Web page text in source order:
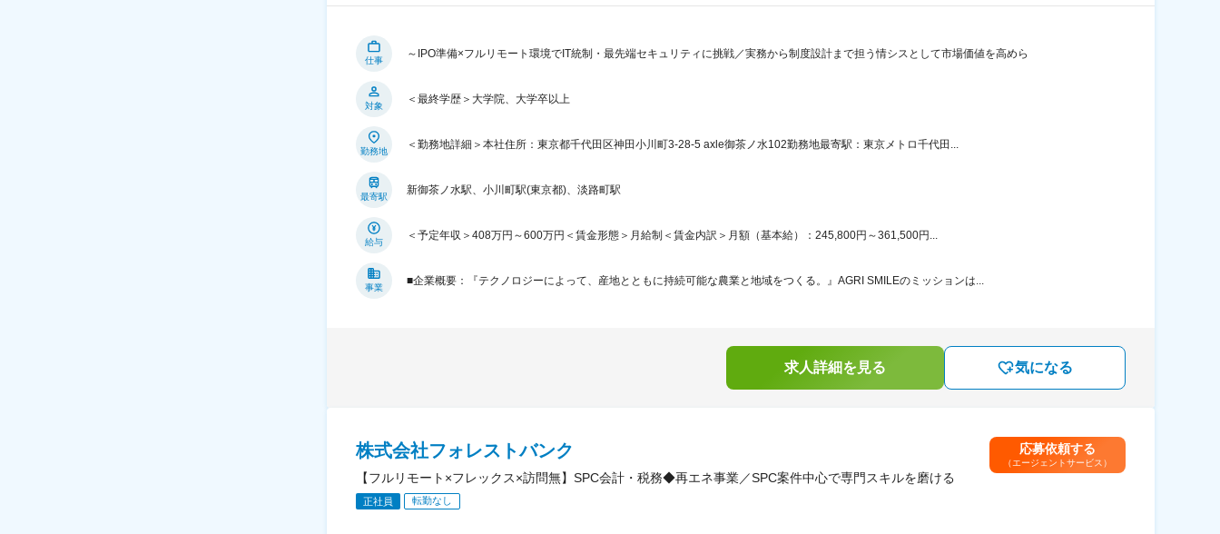
仕事
～IPO準備×フルリモート環境でIT統制・最先端セキュリティに挑戦／実務から制度設計まで担う情シスとして市場価値を高めら
対象
＜最終学歴＞大学院、大学卒以上
勤務地
＜勤務地詳細＞本社住所：東京都千代田区神田小川町3-28-5 axle御茶ノ水102勤務地最寄駅：東京メトロ千代田...
最寄駅
新御茶ノ水駅、小川町駅(東京都)、淡路町駅
給与
＜予定年収＞408万円～600万円＜賃金形態＞月給制＜賃金内訳＞月額（基本給）：245,800円～361,500円...
事業
■企業概要：『テクノロジーによって、産地とともに持続可能な農業と地域をつくる。』AGRI SMILEのミッションは...
求人詳細を見る 気になる
株式会社フォレストバンク
【フルリモート×フレックス×訪問無】SPC会計・税務◆再エネ事業／SPC案件中心で専門スキルを磨ける
正社員 転勤なし
応募依頼する
（エージェントサービス）